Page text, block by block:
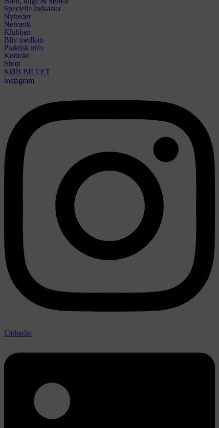
Specielle Indsatser
Nyheder
Netværk
Klubben
Bliv medlem
Praktisk info
Kontakt
Shop
KØB BILLET
Instagram
Linkedin